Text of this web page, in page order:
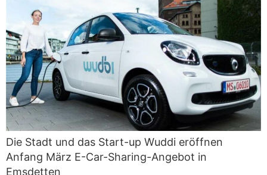
Die Stadt und das Start-up Wuddi eröffnen
Anfang März E-Car-Sharing-Angebot in
Emsdetten